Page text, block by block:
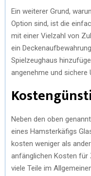
Ein weiterer Grund,
Option sind, ist die
mit einer Vielzahl von
ein
Spielzeughaus
angenehme und sichere
Neben den oben
eines Hamsterkäfigs
kosten weniger als
anfänglichen Kosten für
viele Teile im